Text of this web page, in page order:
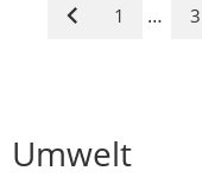
Vorige
1 … 3
Umwelt